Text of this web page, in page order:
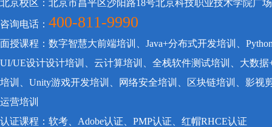
北京校区：北京市昌平区沙阳路18号北京科技职业技术学院广
咨询电话： 400-811-9990
面授课程：数字智慧大前端培训、Java+分布式开发培训、
UI/UE设计设计培训、云计算培训、全栈软件测试培训、大数
培训、Unity游戏开发培训、网络安全培训、区块链培训、影视
运营培训
认证课程：软考、Adobe认证、PMP认证、红帽RHCE认证